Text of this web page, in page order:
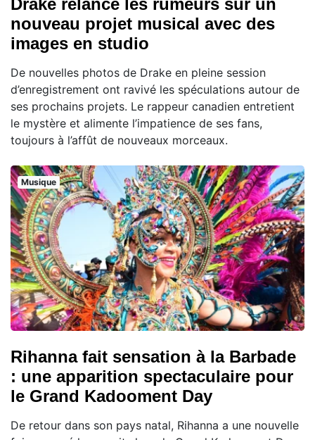
Drake relance les rumeurs sur un
nouveau projet musical avec des
images en studio
De nouvelles photos de Drake en pleine session
d’enregistrement ont ravivé les spéculations autour de
ses prochains projets. Le rappeur canadien entretient
le mystère et alimente l’impatience de ses fans,
toujours à l’affût de nouveaux morceaux.
Musique
Rihanna fait sensation à la Barbade
: une apparition spectaculaire pour
le Grand Kadooment Day
De retour dans son pays natal, Rihanna a une nouvelle